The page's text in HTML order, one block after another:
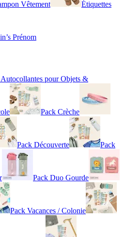
Vêtement Étiquettes
Prénom
Autocollantes pour Objets &
Pack Crèche
Pack Découverte Pack
Pack Duo Gourde
Pack Vacances / Colonie